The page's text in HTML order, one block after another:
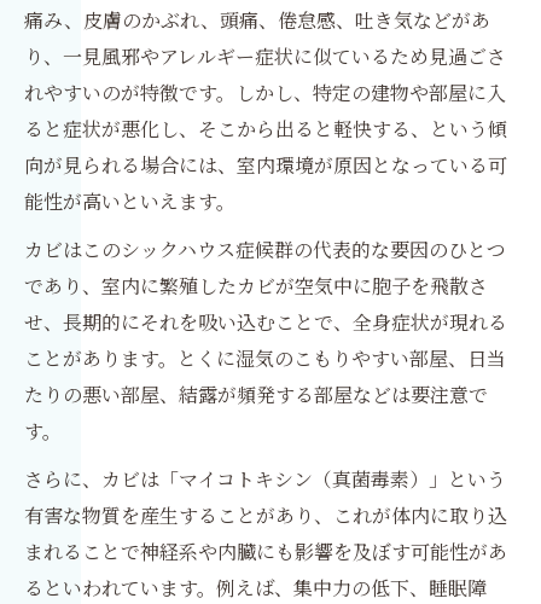
痛み、皮膚のかぶれ、頭痛、倦怠感、吐き気などがあ
り、一見風邪やアレルギー症状に似ているため見過ごさ
れやすいのが特徴です。しかし、特定の建物や部屋に入
ると症状が悪化し、そこから出ると軽快する、という傾
向が見られる場合には、室内環境が原因となっている可
能性が高いといえます。
カビはこのシックハウス症候群の代表的な要因のひとつ
であり、室内に繁殖したカビが空気中に胞子を飛散さ
せ、長期的にそれを吸い込むことで、全身症状が現れる
ことがあります。とくに湿気のこもりやすい部屋、日当
たりの悪い部屋、結露が頻発する部屋などは要注意で
す。
さらに、カビは「マイコトキシン（真菌毒素）」という
有害な物質を産生することがあり、これが体内に取り込
まれることで神経系や内臓にも影響を及ぼす可能性があ
るといわれています。例えば、集中力の低下、睡眠障